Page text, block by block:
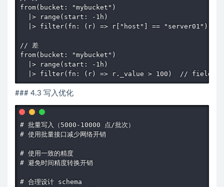
from(bucket: "mybucket")
  |> range(start: -1h)
|> filter(fn: (r) => r["host"] == "server01")  //
// 差
from(bucket: "mybucket")
  |> range(start: -1h)
|> filter(fn: (r) => r._value > 100)  // field 过
### 4.3 写入优化
# 批量写入（5000-10000 点/批次）
# 使用批量接口减少网络开销
# 使用一致的精度
# 避免时间精度转换开销
# 合理设计 schema